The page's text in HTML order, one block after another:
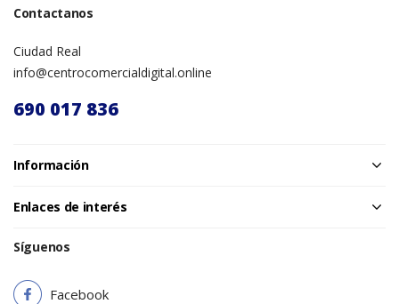
Contactanos
Ciudad Real
info@centrocomercialdigital.online
690 017 836
Información
Enlaces de interés
Síguenos
Facebook